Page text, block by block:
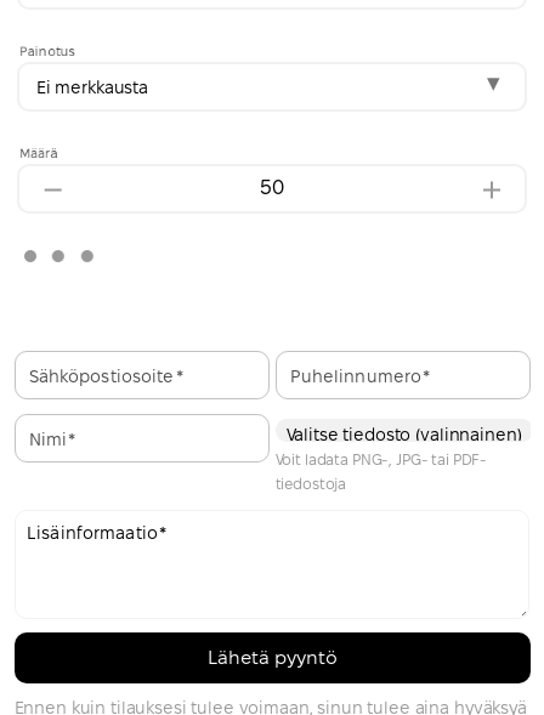
Ei merkkausta
Painotus
Määrä
Sähköpostiosoite Puhelinnumero
Nimi Valitse tiedosto (valinnainen)
Voit ladata PNG-, JPG- tai PDF-
tiedostoja
Lisäinformaatio
Ennen kuin tilauksesi tulee voimaan, sinun tulee aina hyväksyä